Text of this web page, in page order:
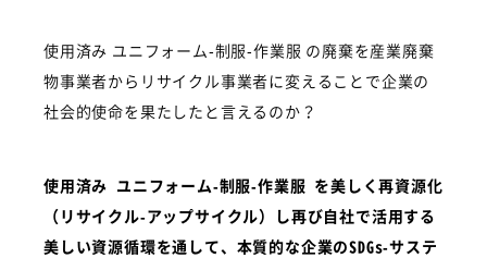
使用済み ユニフォーム-制服-作業服 の廃棄を産業廃棄
物事業者からリサイクル事業者に変えることで企業の
社会的使命を果たしたと言えるのか？
使用済み ユニフォーム-制服-作業服 を美しく再資源化
（リサイクル-アップサイクル）し再び自社で活用する
美しい資源循環を通して、本質的な企業のSDGs-サステ